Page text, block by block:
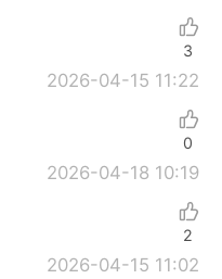
2026-04-15 11:22
3
2026-04-18 10:19
0
2026-04-15 11:02
2